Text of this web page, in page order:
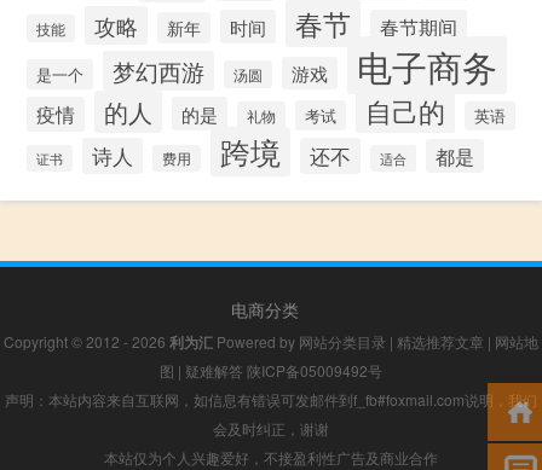
技能 攻略 新年 时间 春节 春节期间
是一个 梦幻西游 汤圆 游戏 电子商务
疫情 的人 的是 礼物 考试 自己的 英语
证书 诗人 费用 跨境 还不 适合 都是
电商分类
Copyright © 2012 - 2026 利为汇 Powered by 网站分类目录 | 精选推荐文章 | 网站地
图 | 疑难解答 陕ICP备05009492号
声明：本站内容来自互联网，如信息有错误可发邮件到f_fb#foxmail.com说明，我们
会及时纠正，谢谢
本站仅为个人兴趣爱好，不接盈利性广告及商业合作